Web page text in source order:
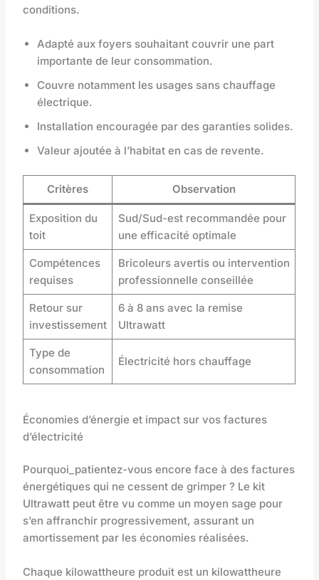
conditions.
Adapté aux foyers souhaitant couvrir une part
importante de leur consommation.
Couvre notamment les usages sans chauffage
électrique.
Installation encouragée par des garanties solides.
Valeur ajoutée à l’habitat en cas de revente.
Critères Observation
Exposition du
toit
Sud/Sud-est recommandée pour
une efficacité optimale
Compétences
requises
Bricoleurs avertis ou intervention
professionnelle conseillée
Retour sur
investissement
6 à 8 ans avec la remise
Ultrawatt
Type de
consommation
Électricité hors chauffage
Économies d’énergie et impact sur vos factures
d’électricité
Pourquoi_patientez-vous encore face à des factures
énergétiques qui ne cessent de grimper ? Le kit
Ultrawatt peut être vu comme un moyen sage pour
s’en affranchir progressivement, assurant un
amortissement par les économies réalisées.
Chaque kilowattheure produit est un kilowattheure